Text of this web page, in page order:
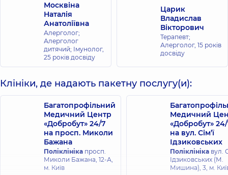
Москвіна
Наталія
Анатоліївна
Алерголог;
Алерголог
дитячий; Імунолог,
25 років досвіду
Царик
Владислав
Вікторович
Терапевт;
Алерголог, 15 років
досвіду
Клініки, де надають пакетну послугу(и):
Багатопрофільний
Медичний Центр
«Добробут» 24/7
на просп. Миколи
Бажана
Поліклініка просп.
Миколи Бажана, 12-А,
м. Київ
Медичний
«Добробут»
на вул. Сім’ї
Ідзиковських
Поліклініка вул.
Ідзиковських (М.
Мишина), 3, м.